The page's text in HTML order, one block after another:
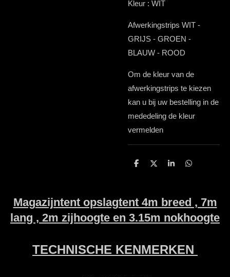
Kleur : WIT
Afwerkingstrips WIT -
GRIJS - GROEN -
BLAUW - ROOD
Om de kleur van de
afwerkingstrips te kiezen
kan u bij uw bestelling in de
mededeling de kleur
vermelden
D
n
D
S
D
n
Magazijntent opslagtent 4m breed , 7m
lang , 2m zijhoogte en 3.15m nokhoogte
TECHNISCHE KENMERKEN